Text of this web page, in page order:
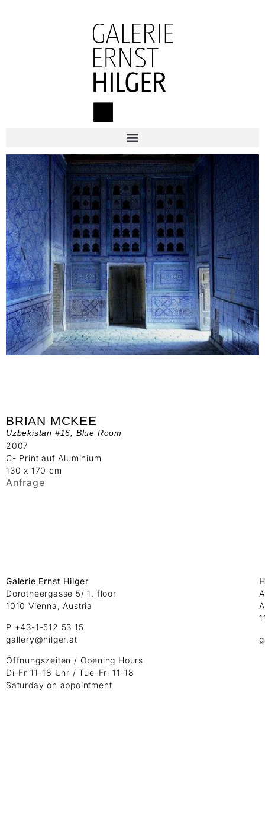
BRIAN MCKEE
Uzbekistan #16, Blue Room
2007
C- Print auf Aluminium
130 x 170 cm
Anfrage
Galerie Ernst Hilger
Dorotheergasse 5/ 1. floor
1010 Vienna, Austria
P +43-1-512 53 15
gallery@hilger.at
Öffnungszeiten / Opening Hours
Di-Fr 11-18 Uhr / Tue-Fri 11-18
Saturday on appointment